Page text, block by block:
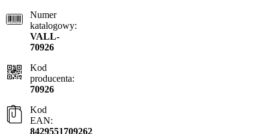
Numer
katalogowy:
VALL-
70926
Kod
producenta:
70926
Kod
EAN:
8429551709262